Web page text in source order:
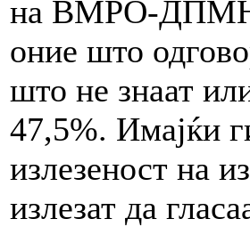
на ВМРО-
оние што
што не знаат
47,5%. Имајќи
излезеност на
излезат да